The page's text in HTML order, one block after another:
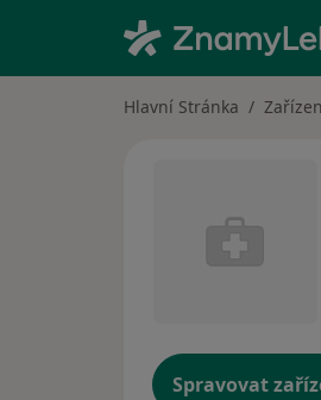
Hlavní Stránka
Spravovat